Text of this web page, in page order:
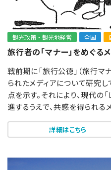
観光政策・観光地経営 全国
旅行者の「マナー」をめぐる
戦前期に「旅行公徳」（旅行
られたメディアについて研究し
点を示す。それにより、現代の
進するうえで、共感を得られる
詳細はこちら